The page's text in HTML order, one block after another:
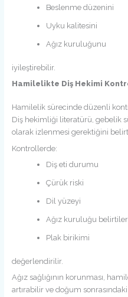
Beslenme düzenini
Uyku kalitesini
Ağız kuruluğunu
iyileştirebilir.
Hamilelikte Diş Hekimi
Hamilelik sürecinde düzenli
Diş hekimliği literatürü, gebelik
olarak izlenmesi gerektiğini
Kontrollerde:
Diş eti durumu
Çürük riski
Dil yüzeyi
Ağız kuruluğu
Plak birikimi
değerlendirilir.
Ağız sağlığının korunması,
artırabilir ve doğum